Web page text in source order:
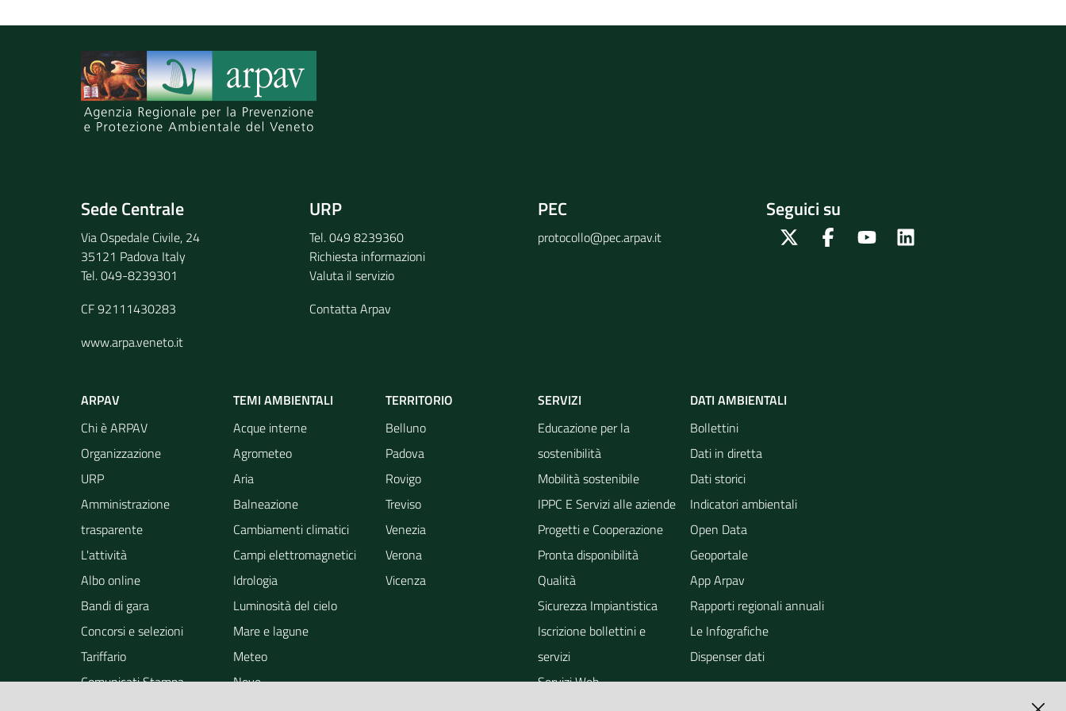
Spiegaci perchè, e aiutaci a migliorare il servizio
Sede Centrale
Via Ospedale Civile, 24
35121 Padova Italy
Tel. 049-8239301
CF 92111430283
www.arpa.veneto.it
URP
Tel. 049 8239360
Richiesta informazioni
Valuta il servizio
Contatta Arpav
PEC
protocollo@pec.arpav.it
Seguici su
Twitter FacebookYoutube
ARPAV
Chi è ARPAV
Organizzazione
URP
Amministrazione
trasparente
L'attività
Albo online
Bandi di gara
Concorsi e selezioni
Tariffario
Comunicati Stampa
TEMI AMBIENTALI
Acque interne
Agrometeo
Aria
Balneazione
Cambiamenti climatici
Campi elettromagnetici
Idrologia
Luminosità del cielo
Mare e lagune
Meteo
Neve
TERRITORIO
Belluno
Padova
Rovigo
Treviso
Venezia
Verona
Vicenza
SERVIZI
Educazione per la
sostenibilità
Mobilità sostenibile
IPPC E Servizi alle aziende
Progetti e Cooperazione
Pronta disponibilità
Qualità
Sicurezza Impiantistica
Iscrizione bollettini e
servizi
Servizi Web
DATI AMBIENTALI
Bollettini
Dati in diretta
Dati storici
Indicatori ambientali
Open Data
Geoportale
App Arpav
Rapporti regionali annuali
Le Infografiche
Dispenser dati